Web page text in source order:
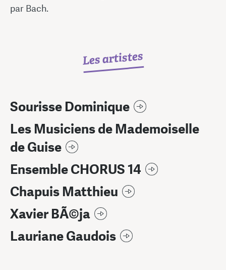
par Bach.
Les artistes
Sourisse Dominique
Les Musiciens de Mademoiselle
de Guise
Ensemble CHORUS 14
Chapuis Matthieu
Xavier BÃ©ja
Lauriane Gaudois